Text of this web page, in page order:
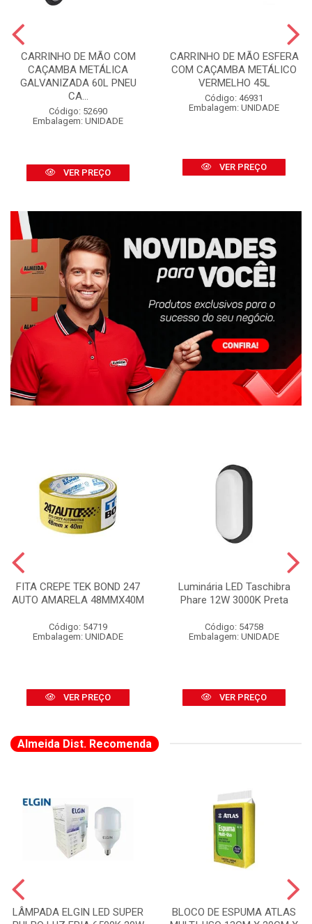
CARRINHO DE MÃO COM
CAÇAMBA METÁLICA
GALVANIZADA 60L PNEU
CA...
Código: 52690
Embalagem: UNIDADE
VER PREÇO
CARRINHO DE MÃO ESFERA
COM CAÇAMBA METÁLICO
VERMELHO 45L
Código: 46931
Embalagem: UNIDADE
VER PREÇO
FITA CREPE TEK BOND 247
AUTO AMARELA 48MMX40M
Código: 54719
Embalagem: UNIDADE
VER PREÇO
Luminária LED Taschibra
Phare 12W 3000K Preta
Código: 54758
Embalagem: UNIDADE
VER PREÇO
Almeida Dist. Recomenda
LÂMPADA ELGIN LED SUPER
BLOCO DE ESPUMA ATLAS